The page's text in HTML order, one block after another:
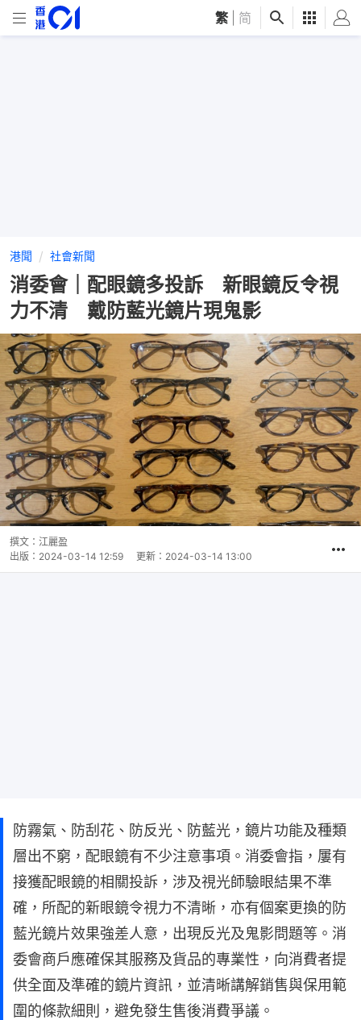
繁 简
港聞 社會新聞
消委會｜配眼鏡多投訴 新眼鏡反令視
力不清 戴防藍光鏡片現鬼影
撰文： 江麗盈
出版： 2024-03-14 12:59 更新： 2024-03-14 13:00
防霧氣、防刮花、防反光、防藍光，鏡片功能及種類
層出不窮，配眼鏡有不少注意事項。消委會指，屢有
接獲配眼鏡的相關投訴，涉及視光師驗眼結果不準
確，所配的新眼鏡令視力不清晰，亦有個案更換的防
藍光鏡片效果強差人意，出現反光及鬼影問題等。消
委會商戶應確保其服務及貨品的專業性，向消費者提
供全面及準確的鏡片資訊，並清晰講解銷售與保用範
圍的條款細則，避免發生售後消費爭議。